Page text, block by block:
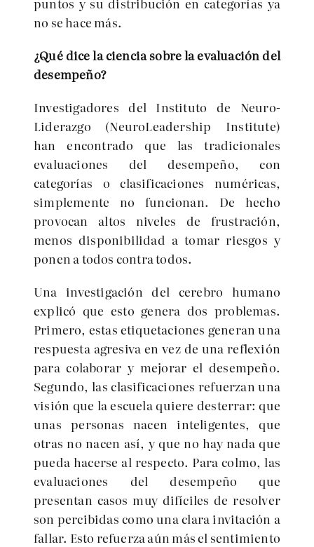
no se hace más.
¿Qué dice la ciencia sobre la evaluación del
desempeño?
Investigadores del Instituto de Neuro-
Liderazgo (NeuroLeadership Institute)
han encontrado que las tradicionales
evaluaciones del desempeño, con
categorías o clasificaciones numéricas,
simplemente no funcionan. De hecho
provocan altos niveles de frustración,
menos disponibilidad a tomar riesgos y
ponen a todos contra todos.
Una investigación del cerebro humano
explicó que esto genera dos problemas.
Primero, estas etiquetaciones generan una
respuesta agresiva en vez de una reflexión
para colaborar y mejorar el desempeño.
Segundo, las clasificaciones refuerzan una
visión que la escuela quiere desterrar: que
unas personas nacen inteligentes, que
otras no nacen así, y que no hay nada que
pueda hacerse al respecto. Para colmo, las
evaluaciones del desempeño que
presentan casos muy difíciles de resolver
son percibidas como una clara invitación a
fallar. Esto refuerza aún más el sentimiento